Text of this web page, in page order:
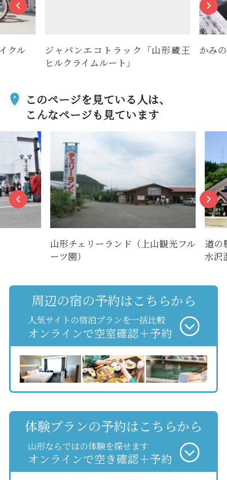
クル
ジャパンエコトラック「山形蔵王
ヒルクライムルート」
かみ
このページを見ている人は、
こんなページも見ています
山形チェリーランド（上山観光フル
ーツ園）
道の駅
水沢
周辺の宿の予約はこちらから
人気サイトの宿泊プランを一括比較
オンラインで空室確認＋予約
体験プランの予約はこちらから
山形ならではの体験を探せます
オンラインで空き確認＋予約